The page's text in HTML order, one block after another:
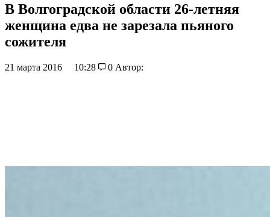
В Волгоградской области 26-летняя
женщина едва не зарезала пьяного
сожителя
21 марта 2016 10:28 0 Автор: